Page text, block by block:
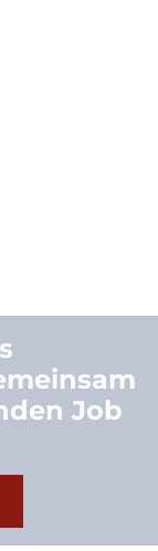
Job